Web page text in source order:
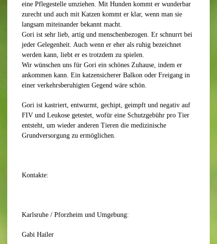
eine Pflegestelle umziehen. Mit Hunden kommt er wunderbar
zurecht und auch mit Katzen kommt er klar, wenn man sie
langsam miteinander bekannt macht.
Gori ist sehr lieb, artig und menschenbezogen. Er schnurrt bei
jeder Gelegenheit. Auch wenn er eher als ruhig bezeichnet
werden kann, liebt er es trotzdem zu spielen.
Wir wünschen uns für Gori ein schönes Zuhause, indem er
ankommen kann. Ein katzensicherer Balkon oder Freigang in
einer verkehrsberuhigten Gegend wäre schön.
Gori ist kastriert, entwurmt, gechipt, geimpft und negativ auf
FIV und Leukose getestet, wofür eine Schutzgebühr pro Tier
entsteht, um wieder anderen Tieren die medizinische
Grundversorgung zu ermöglichen.
Kontakte:
Karlsruhe / Pforzheim und Umgebung:
Gabi Hailer